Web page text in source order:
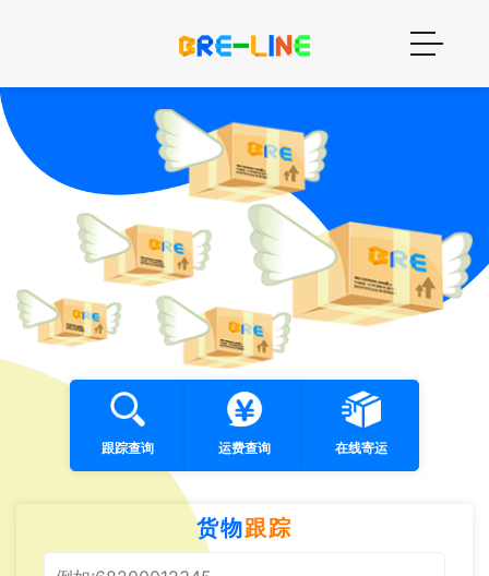
跟踪查询 运费查询 在线寄运
货物跟踪